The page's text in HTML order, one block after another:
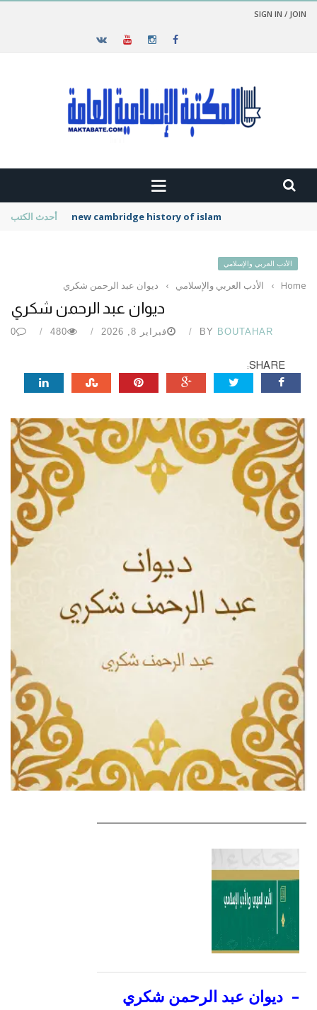
SIGN IN / JOIN
أحدث الكتب new cambridge history of islam
الأدب العربي والإسلامي
Home
› الأدب العربي والإسلامي › ديوان عبد الرحمن شكري
ديوان عبد الرحمن شكري
BY BOUTAHAR فبراير 8, 2026 480
0
SHARE:
– ديوان عبد الرحمن شكري